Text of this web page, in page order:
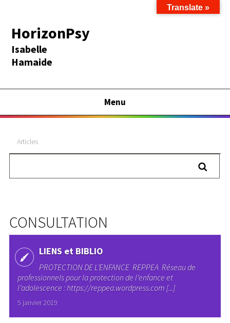
HorizonPsy
Isabelle
Hamaide
Menu
Articles
CONSULTATION
LIENS et BIBLIO
PROTECTION DE L’ENFANCE REPPEA Réseau de
professionnels pour la protection de l’enfance et
l’adolescence : https://reppea.wordpress.com [...]
5 janvier 2019
Translate »